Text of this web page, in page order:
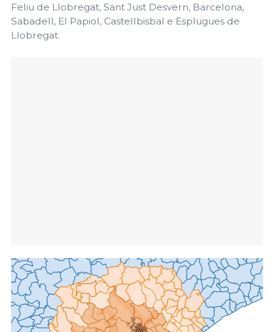
Feliu de Llobregat, Sant Just Desvern, Barcelona,
Sabadell, El Papiol, Castellbisbal e Esplugues de
Llobregat.